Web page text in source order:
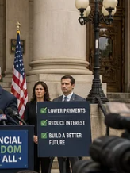
bán đảo Sơn Trà, cách
hướng Đông Bắc, ở độ
cố Hòa thượng Thích
thành vào ngày